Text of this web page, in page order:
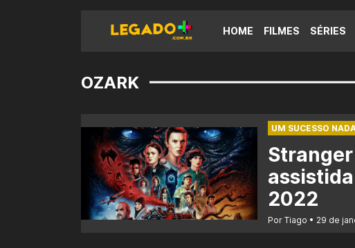
HOME FILMES SÉRIES
OZARK
UM SUCESSO
2022
Por Tiago 29 de